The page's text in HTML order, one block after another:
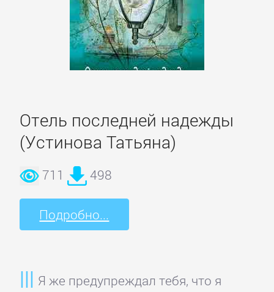
Отель последней надежды
(Устинова Татьяна)
711 498
Подробно...
Я же предупреждал тебя, что я
Недвижимость
Отраслевые
издания
Поиск
работы,
Управление,